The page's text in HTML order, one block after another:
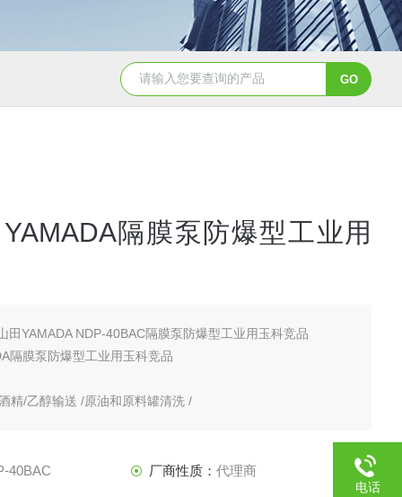
2日本进口sumitomo住友化学先进氧化铝粉 AA-07工业级精
隔膜泵防爆型工业用
田YAMADA NDP-40BAC隔膜泵防爆型工业用玉科竞品
隔膜泵防爆型工业用玉科竞品
精/乙醇输送 /原油和原料罐清洗 /
40BAC 厂商性质：代理商
电话